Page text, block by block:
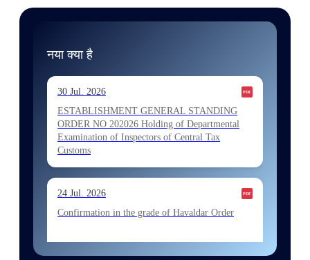
नया क्या है
30 Jul. 2026
ESTABLISHMENT GENERAL STANDING
ORDER NO 202026 Holding of Departmental
Examination of Inspectors of Central Tax
Customs
24 Jul. 2026
Confirmation in the grade of Havaldar Order